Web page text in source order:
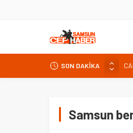
SON DAKİKA
Samsun